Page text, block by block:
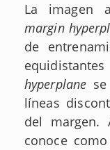
La imagen
margin
de
hyperplane
líneas
del margen.
conoce